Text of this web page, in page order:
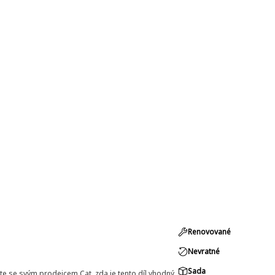
Renovované
Nevratné
Sada